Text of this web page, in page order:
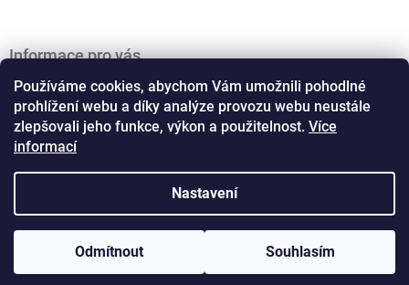
Používáme cookies, abychom Vám umožnili pohodlné
prohlížení webu a díky analýze provozu webu neustále
zlepšovali jeho funkce, výkon a použitelnost. Více
informací
Nastavení
Odmítnout Souhlasím
Informace pro vás
O nás
Obchodní podmínky
Podmínky ochrany osobních údajů
Kontaktní formulář
Vytvořil Shoptet Copyright 2026 Drinks and Coffee. Všechna práva
vyhrazena.